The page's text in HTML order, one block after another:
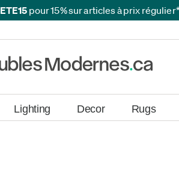
ETE15 pour 15% sur articles à prix
Lighting Decor Rugs